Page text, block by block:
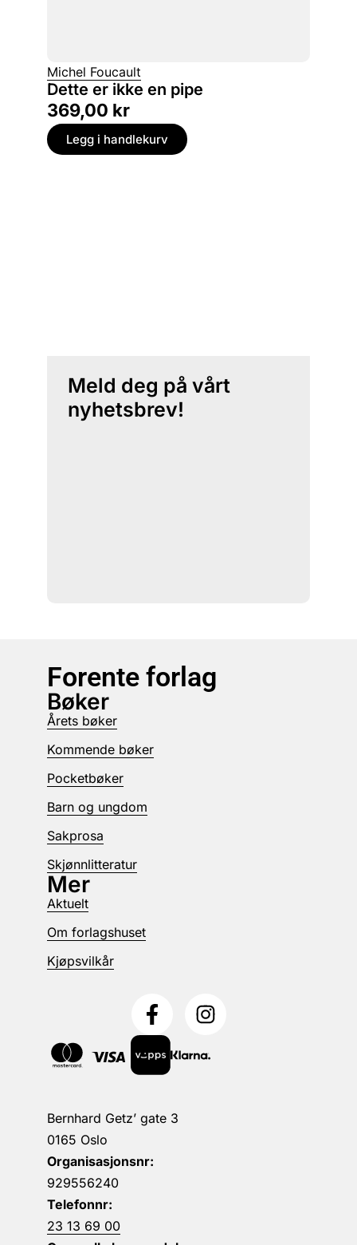
Michel Foucault
Dette er ikke en pipe
369,00 kr
Legg i handlekurv
Meld deg på vårt
nyhetsbrev!
Forente forlag
Bernhard Getz’ gate 3
0165 Oslo
Organisasjonsnr:
929556240
Telefonnr:
23 13 69 00
Bøker
Årets bøker
Kommende bøker
Pocketbøker
Barn og ungdom
Sakprosa
Skjønnlitteratur
Mer
Aktuelt
Om forlagshuset
Kjøpsvilkår